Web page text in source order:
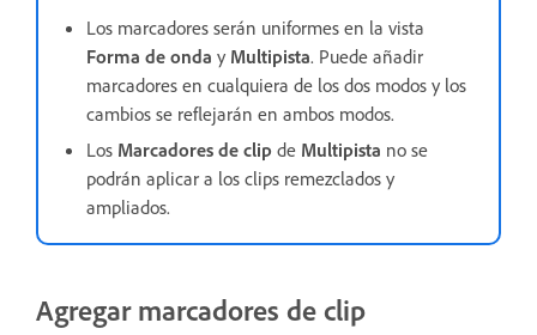
Los marcadores serán uniformes en la vista
Forma de onda y Multipista. Puede añadir
marcadores en cualquiera de los dos modos y los
cambios se reflejarán en ambos modos.
Los Marcadores de clip de Multipista no se
podrán aplicar a los clips remezclados y
ampliados.
Agregar marcadores de clip